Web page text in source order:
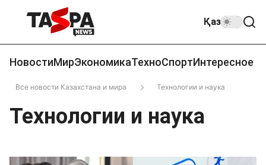
Қаз
НовостиМирЭкономикаТехноСпортИнтересное
Все новости Казахстана и мира Технологии и наука
Технологии и наука